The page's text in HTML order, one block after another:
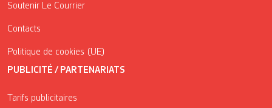
Soutenir Le Courrier
Contacts
Politique de cookies (UE)
PUBLICITÉ / PARTENARIATS
Tarifs publicitaires